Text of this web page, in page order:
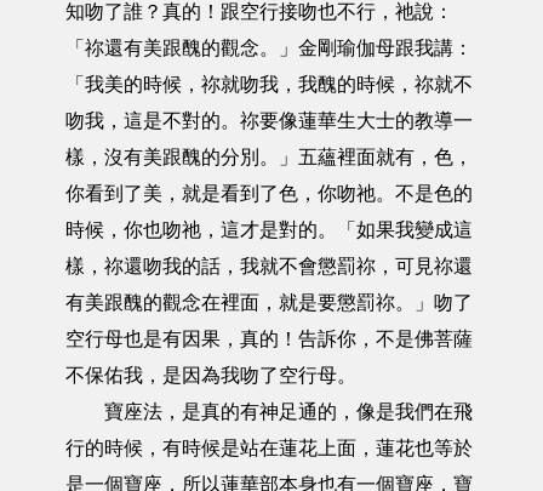
知吻了誰？真的！跟空行接吻也不行，祂說：
「祢還有美跟醜的觀念。」金剛瑜伽母跟我講：
「我美的時候，祢就吻我，我醜的時候，祢就不
吻我，這是不對的。祢要像蓮華生大士的教導一
樣，沒有美跟醜的分別。」五蘊裡面就有，色，
你看到了美，就是看到了色，你吻祂。不是色的
時候，你也吻祂，這才是對的。「如果我變成這
樣，祢還吻我的話，我就不會懲罰祢，可見祢還
有美跟醜的觀念在裡面，就是要懲罰祢。」吻了
空行母也是有因果，真的！告訴你，不是佛菩薩
不保佑我，是因為我吻了空行母。
寶座法，是真的有神足通的，像是我們在飛
行的時候，有時候是站在蓮花上面，蓮花也等於
是一個寶座，所以蓮華部本身也有一個寶座，寶